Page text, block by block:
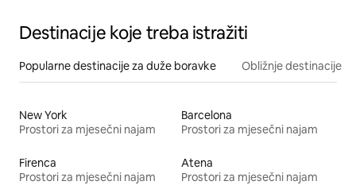
Destinacije koje treba istražiti
Popularne destinacije za duže boravke Obližnje destinacije
New York
Prostori za mjesečni najam
Barcelona
Prostori za mjesečni najam
Firenca
Prostori za mjesečni najam
Atena
Prostori za mjesečni najam